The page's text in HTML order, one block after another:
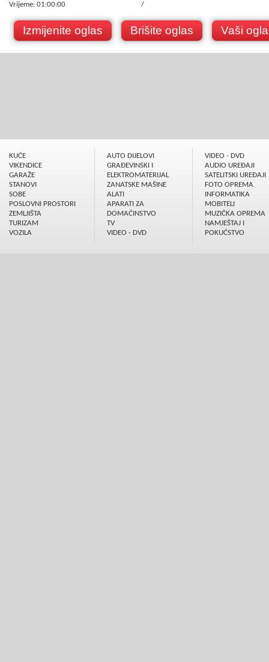
Vrijeme: 01:00:00
/
Izmijenite oglas Brišite oglas Vaši
KUĆE
VIKENDICE
GARAŽE
STANOVI
SOBE
POSLOVNI PROSTORI
ZEMLJIŠTA
TURIZAM
VOZILA
AUTO DIJELOVI
GRAÐEVINSKI I
ELEKTROMATERIJAL
ZANATSKE MAŠINE
ALATI
APARATI ZA
DOMAĆINSTVO
TV
VIDEO - DVD
VIDEO - DVD
AUDIO UREÐAJI
SATELITSKI UREÐAJI
FOTO OPREMA
INFORMATIKA
MOBITELI
MUZIČKA OPREMA
NAMJEŠTAJ I
POKUĆSTVO